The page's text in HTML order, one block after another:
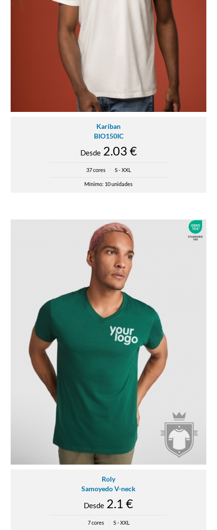
Kariban
BIO150IC
Desde2.03 €
37 cores S - XXL
Mínimo: 10 unidades
Roly
Samoyedo V-neck
Desde 2.1 €
7 cores S - XXL